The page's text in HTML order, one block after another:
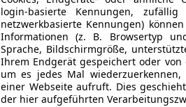
login-basierte Kennungen, zufällig
netzwerkbasierte Kennungen)
Informationen (z. B. Browsertyp
Sprache, Bildschirmgröße,
Ihrem Endgerät gespeichert oder von
um es jedes Mal
einer Webseite aufruft. Dies
der hier aufgeführten